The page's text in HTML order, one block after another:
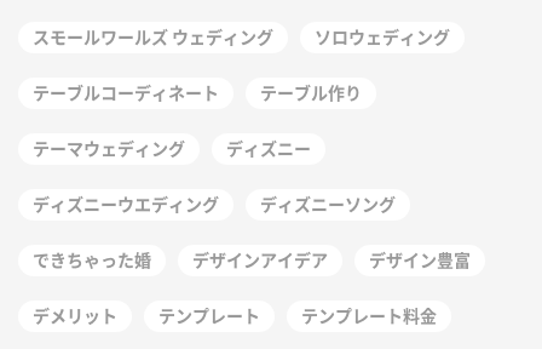
スモールワールズ ウェディング ソロウェディング
テーブルコーディネート テーブル作り
テーマウェディング ディズニー
ディズニーウエディング ディズニーソング
できちゃった婚 デザインアイデア デザイン豊富
デメリット テンプレート テンプレート料金